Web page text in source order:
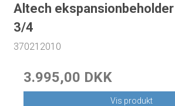
Altech
3/4
370212010
3.995,00 DKK
Vis produkt